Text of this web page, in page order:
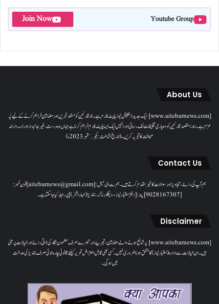
Youtube Group
Join Now
About Us
[www.aitebarnews.com] ایک جدید ڈیجیٹل نیوز پلیٹ فارم ہے۔ جو قارئین کو مستند خبریں اور مضامین فراہم کرنے کے لیے پُر
عزم ہے۔ ہمارا مقصدقارئین کو معیاری تخلیقات تک رسائی اور انہیں ایک ایسا پلیٹ فارم فراہم کرنا ہے جہاں وہ درست، غیر جانبدار اور ذمہ دارانہ
صحافت کا تجربہ کریں۔( تاریخ اشاعت : یکم؍ ستمبر 2023ء)
Contact Us
ہم آپ کی رائے، تجاویز اور سوالات کا خیرمقدم کرتے ہیں۔ ہم سےای میل: [aitebarnews@gmail.com]فون نمبر:
[9028167307]پتہ: [دفتر اعتبار نیوز، ، دیگلور ناکہ، ناندیڑ(مہاراشٹر) ] پر رابطہ کیا جاسکتا ہے۔
Disclaimer
[www.aitebarnews.com] پر شائع ہونے والے مضامین، تجزیے اور تبصرے صرف مضمون نگار کی ذاتی رائے اور خیالات پر مبنی
ہیں۔ ان خیالات سے ادارہ (اعتبار نیوز) کا متفق ہونا ضروری نہیں۔ کسی بھی قابل اعتراض تحریر کیلئے قانونی چارہ جوئی صرف ناندیڑ کی عدالت
میں ہوگی۔